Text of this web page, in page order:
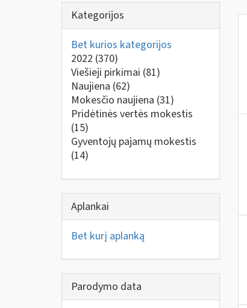
Kategorijos
Bet kurios kategorijos
2022 (370)
Viešieji pirkimai (81)
Naujiena (62)
Mokesčio naujiena (31)
Pridėtinės vertės mokestis
(15)
Gyventojų pajamų mokestis
(14)
Aplankai
Bet kurį aplanką
Parodymo data